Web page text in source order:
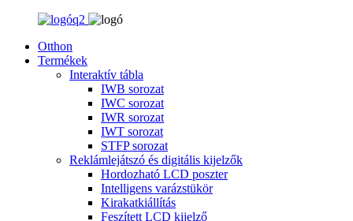
Otthon
Termékek
Interaktív tábla
IWB sorozat
IWC sorozat
IWR sorozat
IWT sorozat
STFP sorozat
Reklámlejátszó és digitális kijelzők
Hordozható LCD poszter
Intelligens varázstükör
Kirakatkiállítás
Feszített LCD kijelző